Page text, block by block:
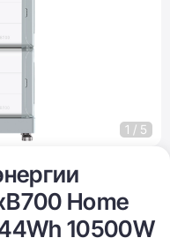
Home
10500W
1 / 5